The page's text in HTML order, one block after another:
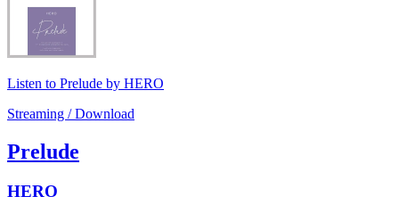
Listen to Prelude by HERO
Streaming / Download
Prelude
HERO